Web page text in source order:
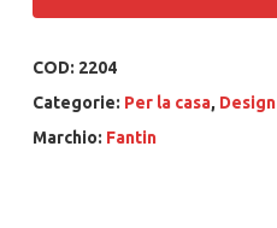
COD: 2204
Categorie: Per la casa, Design
Marchio: Fantin